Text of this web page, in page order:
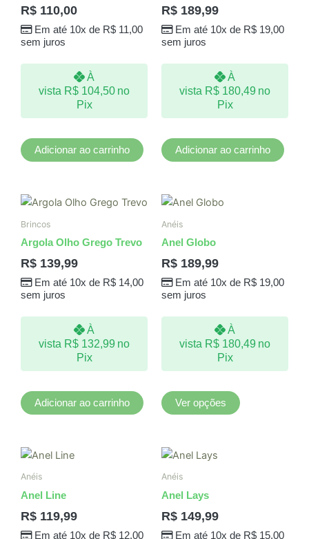
R$ 110,00
Em até 10x de R$11,00
sem juros
À
vista R$104,50 no
Pix
Adicionar ao carrinho
R$ 189,99
Em até 10x de R$19,00
sem juros
À
vista R$180,49 no
Pix
Adicionar ao carrinho
Brincos
Argola Olho Grego Trevo
R$ 139,99
Em até 10x de R$14,00
sem juros
À
vista R$132,99 no
Pix
Adicionar ao carrinho
Anéis
Anel Globo
R$ 189,99
Em até 10x de R$19,00
sem juros
À
vista R$180,49 no
Pix
Ver opções
As
podem
escolhidas
do
Anéis
Anel Line
R$ 119,99
Em até 10x de R$12,00
Anéis
Anel Lays
R$ 149,99
Em até 10x de R$15,00